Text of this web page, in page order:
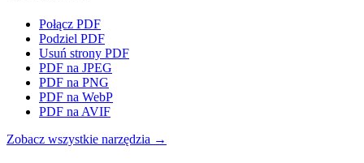
Połącz PDF
Podziel PDF
Usuń strony PDF
PDF na JPEG
PDF na PNG
PDF na WebP
PDF na AVIF
Zobacz wszystkie narzędzia →